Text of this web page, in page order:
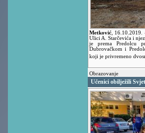
Metković 16.10.2019.
Ulici A. Starčevića i
je prema Predolcu
Dubrovačkom i
koji je privremeno
Obrazovanje
Učenici obilježili